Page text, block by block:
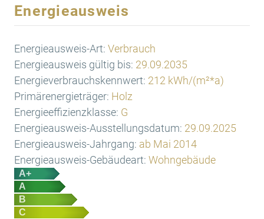
Energieausweis
Energieausweis-Art: Verbrauch
Energieausweis gültig bis: 29.09.2035
Energieverbrauchskennwert: 212 kWh/(m²*a)
Primärenergieträger: Holz
Energieeffizienzklasse: G
Energieausweis-Ausstellungsdatum: 29.09.2025
Energieausweis-Jahrgang: ab Mai 2014
Energieausweis-Gebäudeart: Wohngebäude
A+
A
B
C